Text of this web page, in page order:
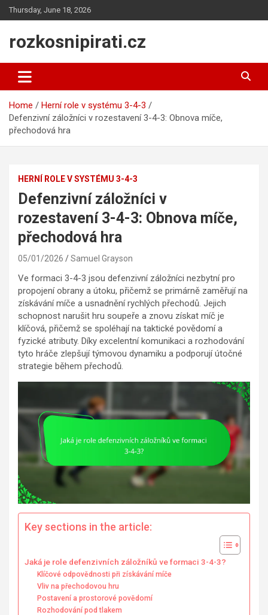
Skip
to
Thursday, June 18, 2026
rozkosnipirati.cz
Home
Herní role v systému 3-4-3
Defenzivní záložníci v rozestavení 3-4-3: Obnova míče,
přechodová hra
HERNÍ ROLE V SYSTÉMU 3-4-3
Defenzivní záložníci v
rozestavení 3-4-3: Obnova míče,
přechodová hra
05/01/2026 Samuel Grayson
Ve formaci 3-4-3 jsou defenzivní záložníci nezbytní pro
propojení obrany a útoku, přičemž se primárně zaměřují na
získávání míče a usnadnění rychlých přechodů. Jejich
schopnost narušit hru soupeře a znovu získat míč je
klíčová, přičemž se spoléhají na taktické povědomí a
fyzické atributy. Díky excelentní komunikaci a rozhodování
tyto hráče zlepšují týmovou dynamiku a podporují útočné
strategie během přechodů.
Key sections in the article:
Jaká je role defenzivních záložníků ve formaci 3-4-3?
Klíčové odpovědnosti při získávání míče
Vliv na přechodovou hru
Postavení a prostorové povědomí
Rozhodování pod tlakem